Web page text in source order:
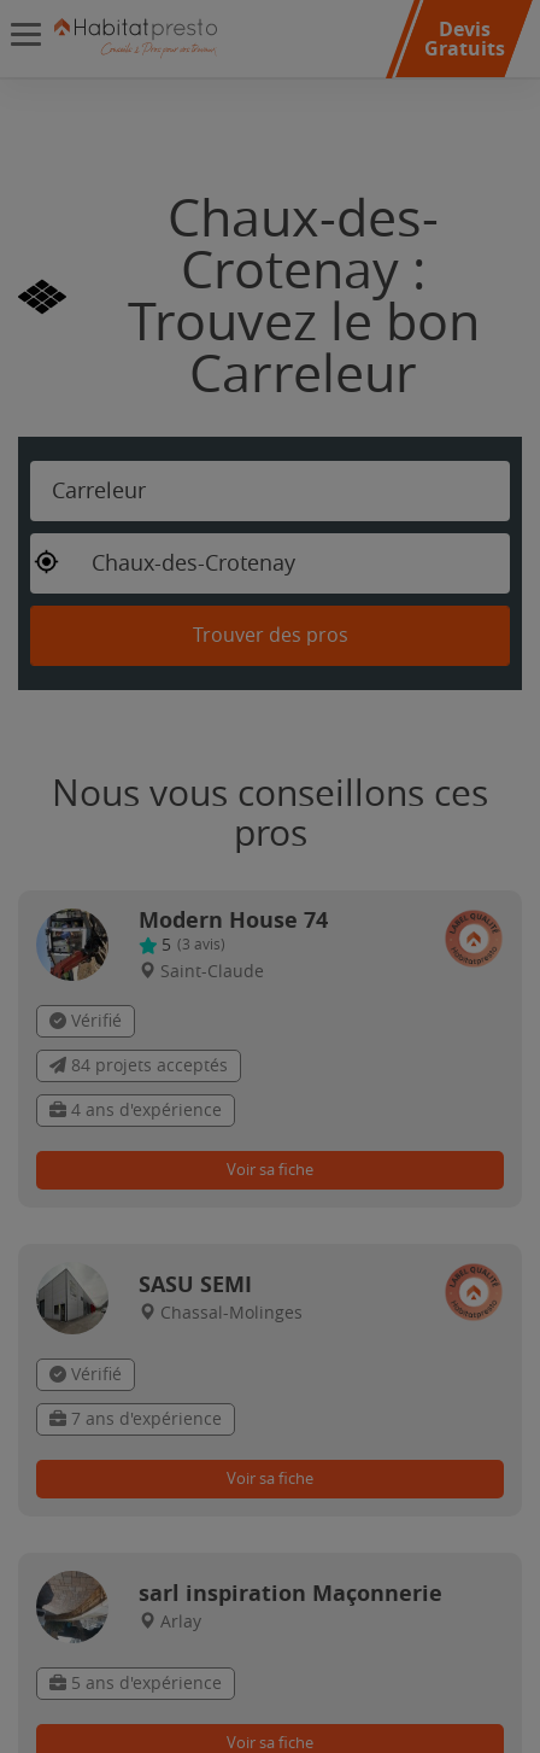
Devis
Gratuits
Chaux-des-
Crotenay :
Trouvez le bon
Carreleur
Carreleur
Chaux-des-Crotenay
Trouver des pros
Nous vous conseillons ces
pros
Modern House 74
5 (3 avis)
Saint-Claude
Vérifié
84 projets acceptés
4 ans d'expérience
Voir sa fiche
SASU SEMI
Chassal-Molinges
Vérifié
7 ans d'expérience
Voir sa fiche
sarl inspiration Maçonnerie
Arlay
5 ans d'expérience
Voir sa fiche